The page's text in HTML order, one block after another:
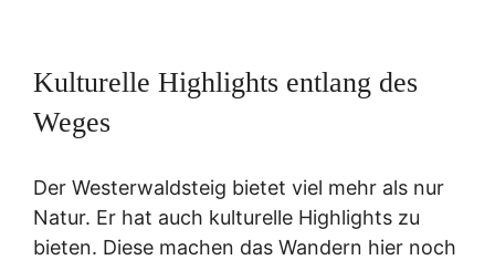
Kulturelle Highlights entlang des
Weges
Der Westerwaldsteig bietet viel mehr als nur
Natur. Er hat auch kulturelle Highlights zu
bieten. Diese machen das Wandern hier noch